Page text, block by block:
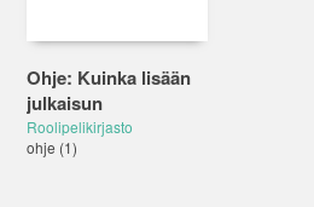
Ohje: Kuinka lisään
julkaisun
Roolipelikirjasto
ohje (1)